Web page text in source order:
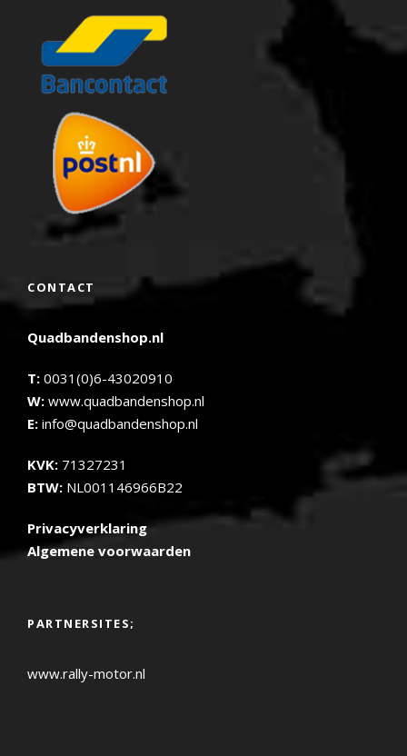
CONTACT
Quadbandenshop.nl
T: 0031(0)6-43020910
W: www.quadbandenshop.nl
E: info@quadbandenshop.nl
KVK: 71327231
BTW: NL001146966B22
Privacyverklaring
Algemene voorwaarden
PARTNERSITES;
www.rally-motor.nl